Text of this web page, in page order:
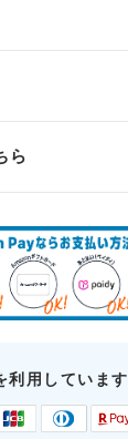
ら
利用しています